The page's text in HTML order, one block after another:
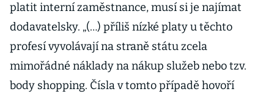
platit interní zaměstnance, musí si je najímat
dodavatelsky. „(…) příliš nízké platy u těchto
profesí vyvolávají na straně státu zcela
mimořádné náklady na nákup služeb nebo tzv.
body shopping. Čísla v tomto případě hovoří